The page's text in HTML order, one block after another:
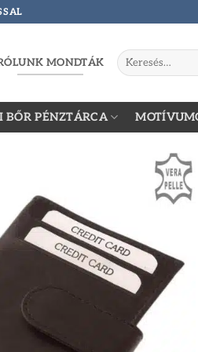
MONDTÁK
Keresés
a
BŐR PÉNZTÁRCA